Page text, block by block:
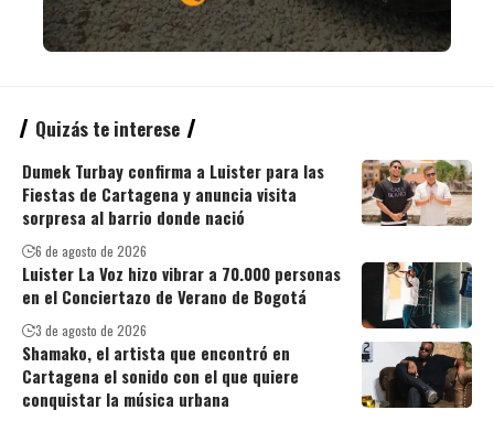
Quizás te interese
Dumek Turbay confirma a Luister para las
Fiestas de Cartagena y anuncia visita
sorpresa al barrio donde nació
6 de agosto de 2026
Luister La Voz hizo vibrar a 70.000 personas
en el Conciertazo de Verano de Bogotá
3 de agosto de 2026
Shamako, el artista que encontró en
Cartagena el sonido con el que quiere
conquistar la música urbana